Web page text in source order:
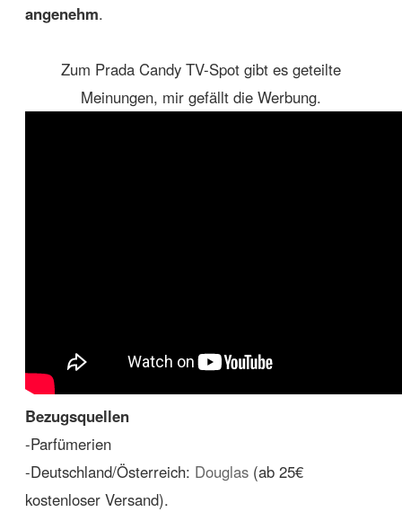
angenehm.
Zum Prada Candy TV-Spot gibt es geteilte
Meinungen, mir gefällt die Werbung.
Bezugsquellen
-Parfümerien
-Deutschland/Österreich: Douglas (ab 25€
kostenloser Versand).